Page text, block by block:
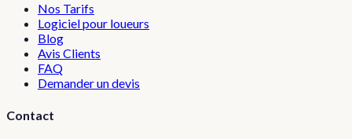
Nos Tarifs
Logiciel pour loueurs
Blog
Avis Clients
FAQ
Demander un devis
Contact